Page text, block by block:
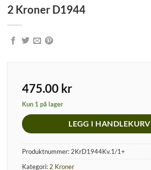
2 Kroner D1944
475.00 kr
Kun 1 på lager
LEGG I HANDLEKURV
Produktnummer: 2KrD1944Kv.1/1+
Kategori: 2 Kroner